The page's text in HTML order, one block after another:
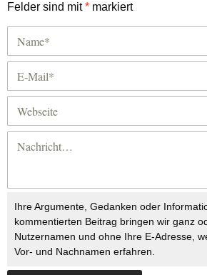
Felder sind mit* markiert
Ihre Argumente, Gedanken oder
kommentierten Beitrag bringen wir ganz
Nutzernamen und ohne Ihre E-Adresse,
Vor- und Nachnamen erfahren.